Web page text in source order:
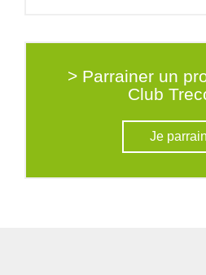
> Parrainer un
Club
Je